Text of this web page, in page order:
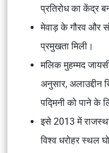
प्रतिरोध का केंद्र
मेवाड़ के गौरव और
प्रमुखता मिली।
मलिक मुहम्मद
अनुसार, अलाउद्दीन
पद्मिनी को पाने के
इसे 2013 में
विश्व धरोहर स्थल